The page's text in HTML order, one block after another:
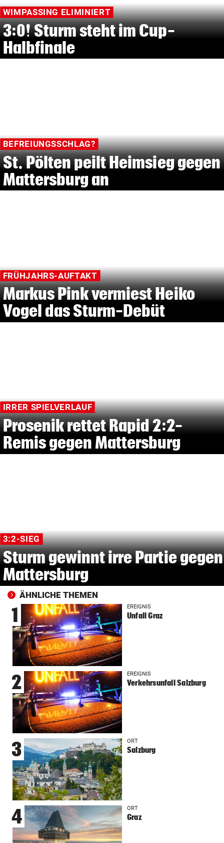
WIMPASSING ELIMINIERT
3:0! Sturm steht im Cup-
Halbfinale
BEFREIUNGSSCHLAG?
St. Pölten peilt Heimsieg gegen
Mattersburg an
FRÜHJAHRS-AUFTAKT
Markus Pink vermiest Heiko
Vogel das Sturm-Debüt
IRRER SPIELVERLAUF
Prosenik rettet Rapid 2:2-
Remis gegen Mattersburg
3:2-SIEG
Sturm gewinnt irre Partie gegen
Mattersburg
ÄHNLICHE THEMEN
1 EREIGNIS
Unfall Graz
2 EREIGNIS
Verkehrsunfall Salzburg
3 ORT
Salzburg
4 ORT
Graz